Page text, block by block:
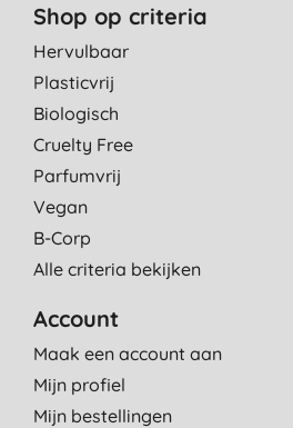
Shop op criteria
Hervulbaar
Plasticvrij
Biologisch
Cruelty Free
Parfumvrij
Vegan
B-Corp
Alle criteria bekijken
Account
Maak een account aan
Mijn profiel
Mijn bestellingen